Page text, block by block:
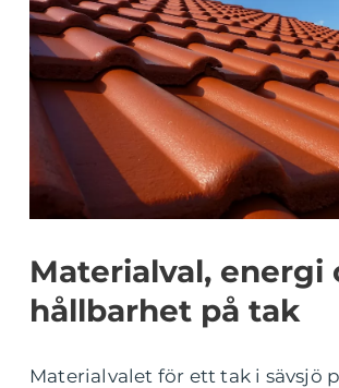
Materialval, energi
hållbarhet på tak
Materialvalet för ett tak i sävsjö